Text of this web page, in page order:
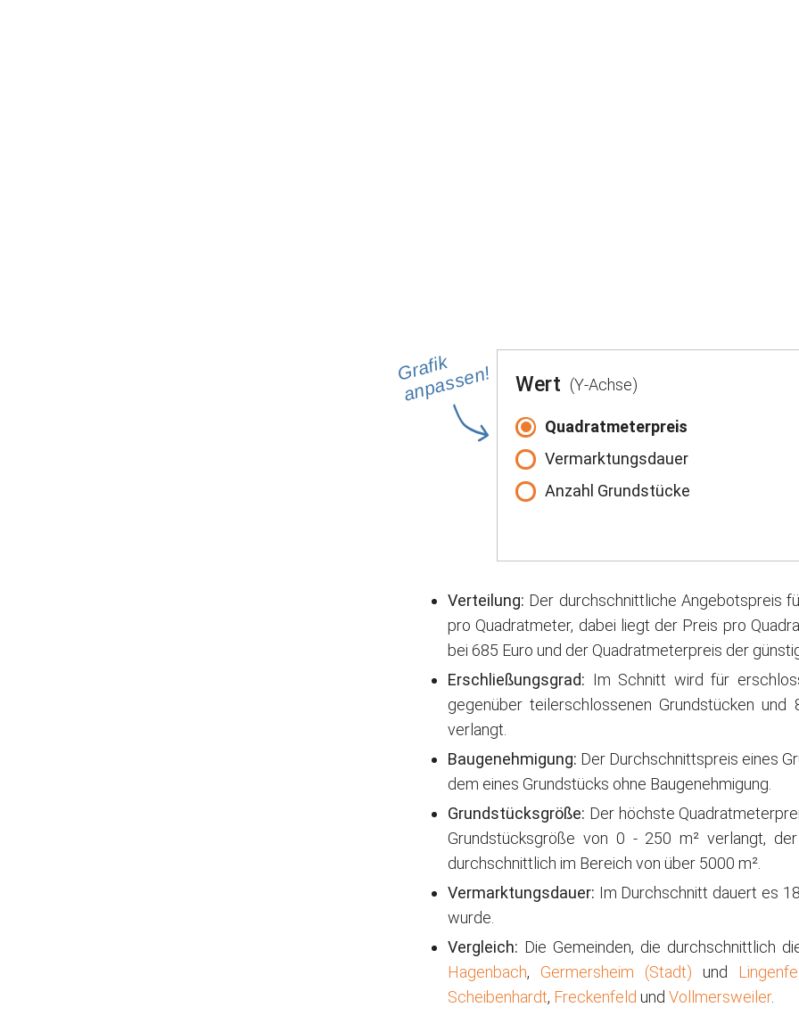
Grafik
anpassen! Wert (Y-Achse)
Quadratmeterpreis
Vermarktungsdauer
Anzahl Grundstücke
Verteilung: Der durchschnittliche Angebotspreis
pro Quadratmeter, dabei liegt der Preis pro
bei 685 Euro und der Quadratmeterpreis der
Erschließungsgrad: Im Schnitt wird für
gegenüber teilerschlossenen Grundstücken und
verlangt.
Baugenehmigung: Der Durchschnittspreis eines
dem eines Grundstücks ohne Baugenehmigung.
Grundstücksgröße: Der höchste
Grundstücksgröße von 0 - 250 m² verlangt,
durchschnittlich im Bereich von über 5000 m².
Vermarktungsdauer: Im Durchschnitt dauert es
wurde.
Vergleich: Die Gemeinden, die durchschnittlich
Hagenbach, Germersheim (Stadt) und
Scheibenhardt, Freckenfeld und Vollmersweiler.